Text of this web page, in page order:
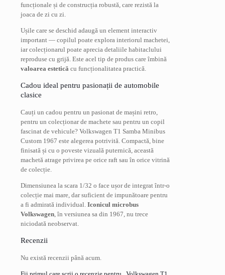
funcționale și de construcția robustă, care rezistă la
joaca de zi cu zi.
Ușile care se deschid adaugă un element interactiv
important — copilul poate explora interiorul machetei,
iar colecționarul poate aprecia detaliile habitaclului
reproduse cu grijă. Este acel tip de produs care îmbină
valoarea estetică cu funcționalitatea practică.
Cadou ideal pentru pasionații de automobile
clasice
Cauți un cadou pentru un pasionat de mașini retro,
pentru un colecționar de machete sau pentru un copil
fascinat de vehicule? Volkswagen T1 Samba Minibus
Custom 1967 este alegerea potrivită. Compactă, bine
finisată și cu o poveste vizuală puternică, această
machetă atrage privirea pe orice raft sau în orice vitrină
de colecție.
Dimensiunea la scara 1/32 o face ușor de integrat într-o
colecție mai mare, dar suficient de impunătoare pentru
a fi admirată individual. Iconicul microbus
Volkswagen , în versiunea sa din 1967, nu trece
niciodată neobservat.
Recenzii
Nu există recenzii până acum.